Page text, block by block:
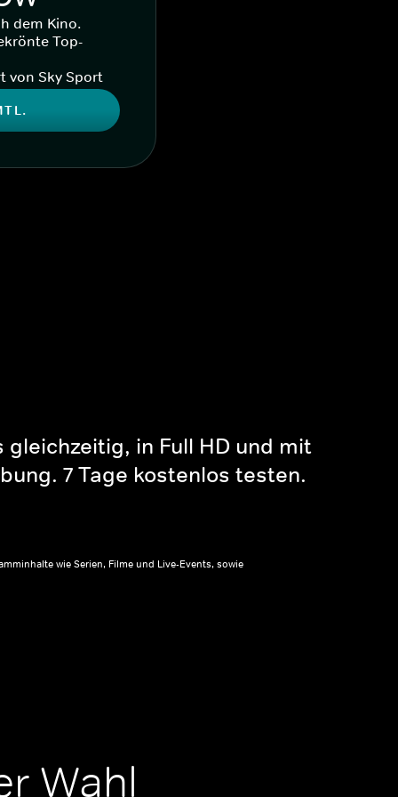
dem Kino.
Top-
von Sky Sport
in Full HD und mit
7 Tage kostenlos testen.
wie Serien, Filme und Live-Events, sowie
Wahl